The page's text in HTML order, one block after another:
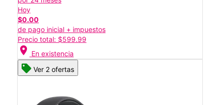
Hoy
$0.00
de pago inicial + impuestos
Precio total: $599.99
location_on En existencia
Ver 2 ofertas